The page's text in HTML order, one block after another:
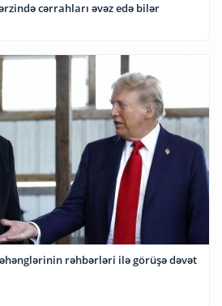
cərrahları əvəz edə bilər
rəhbərləri ilə görüşə dəvət